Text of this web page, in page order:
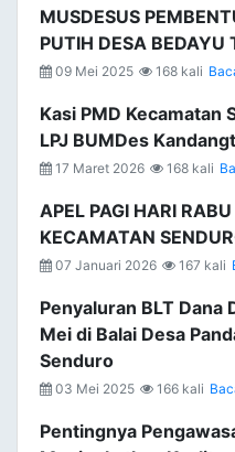
MUSDESUS
PUTIH DESA BEDAYU
09 Mei 2025 168 kali
Kasi PMD Kecamatan
LPJ BUMDes
17 Maret 2026 168 kali
APEL PAGI HARI
KECAMATAN
07 Januari 2026 167 kali
Penyaluran BLT Dana
Mei di Balai Desa
Senduro
03 Mei 2025 166 kali
Pentingnya